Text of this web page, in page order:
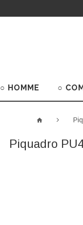
○ HOMME ○
Piquadro